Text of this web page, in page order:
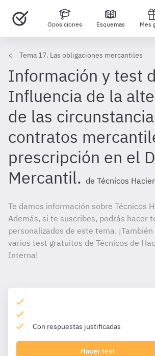
Oposiciones Esquemas Mes
Tema 17. Las obligaciones mercantiles
Información y test
Influencia de la
de las
contratos
prescripción en el
Mercantil. de Técnicos
Te damos información sobre Técnicos
Además, si te suscribes, podrás hacer
personalizados de este tema.
varios test gratuitos de Técnicos de
Interna!
Con respuestas justificadas
Hacer test